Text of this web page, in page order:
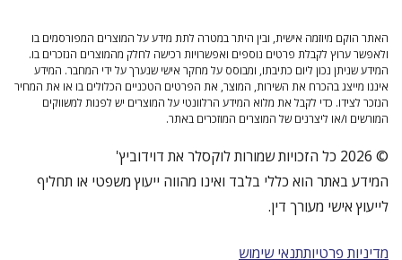
האתר הוקם מיוזמה אישית, ובין היתר במטרה לתת מידע על המוצרים המפורסמים בו
ולאפשר ערוץ לקבלת פרטים נוספים ואפשרויות רכישה לחלק מהמוצרים הנזכרים בו.
המידע שניתן נכון ליום כתיבתו, ומבוסס על מחקר אישי שנערך על ידי המחבר. המידע
איננו מייצג בהכרח את השירות, המוצר, את הפרטים הטכניים הכלולים בו או את המחיר
הנזכר לצידו. כדי לקבל את מלוא המידע הרלוונטי על המוצרים יש לפנות למשווקים
המורשים ו/או ליצרנים של המוצרים המוזכרים באתר.
© 2026 כל הזכויות שמורות לוקסלר את דוידוביץ'
המידע באתר הוא כללי בלבד ואינו מהווה ייעוץ משפטי או תחליף
לייעוץ אישי מעורך דין.
מדיניות פרטיותתנאי שימוש